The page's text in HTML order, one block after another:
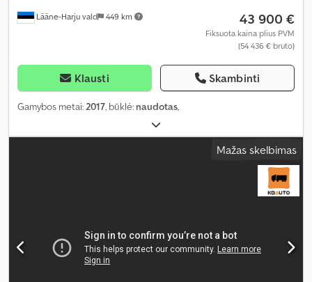
Lääne-Harju vald 449 km 43 900 €
Fiksuota kaina plius PVM
(54 436 € bruto)
Klausti Skambinti
Gamybos metai:2017, būklė: naudotas,
Mažas skelbimas